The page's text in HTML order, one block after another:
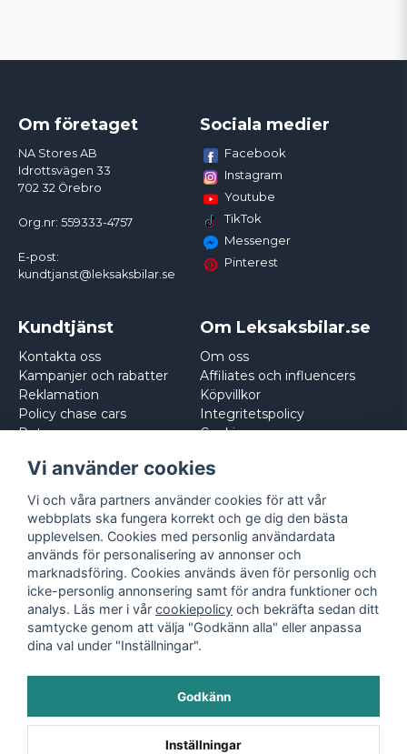
Om företaget
NA Stores AB
Idrottsvägen 33
702 32 Örebro
Org.nr: 559333-4757
E-post:
kundtjanst@leksaksbilar.se
Sociala medier
Facebook
Instagram
Youtube
TikTok
Messenger
Pinterest
Kundtjänst
Kontakta oss
Kampanjer och rabatter
Reklamation
Policy chase cars
Returnera
Om Leksaksbilar.se
Om oss
Affiliates och influencers
Köpvillkor
Integritetspolicy
Cookies
Vi använder cookies
Vi och våra partners använder cookies för att vår
webbplats ska fungera korrekt och ge dig den bästa
upplevelsen. Cookies med personlig användardata
används för personalisering av annonser och
marknadsföring. Cookies används även för personlig och
icke-personlig annonsering samt för andra funktioner och
analys. Läs mer i vår cookiepolicy och bekräfta sedan ditt
samtycke genom att välja "Godkänn alla" eller anpassa
dina val under "Inställningar".
Godkänn
Inställningar